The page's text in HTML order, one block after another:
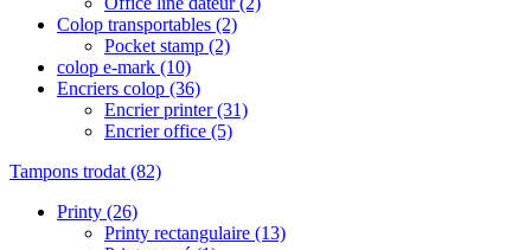
Colop transportables (2)
Pocket stamp (2)
colop e-mark (10)
Encriers colop (36)
Encrier printer (31)
Encrier office (5)
Tampons trodat (82)
Printy (26)
Printy rectangulaire (13)